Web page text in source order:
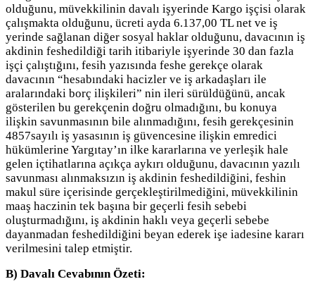
olduğunu, müvekkilinin davalı işyerinde Kargo işçisi olarak
çalışmakta olduğunu, ücreti ayda 6.137,00 TL net ve iş
yerinde sağlanan diğer sosyal haklar olduğunu, davacının iş
akdinin feshedildiği tarih itibariyle işyerinde 30 dan fazla
işçi çalıştığını, fesih yazısında feshe gerekçe olarak
davacının “hesabındaki hacizler ve iş arkadaşları ile
aralarındaki borç ilişkileri” nin ileri sürüldüğünü, ancak
gösterilen bu gerekçenin doğru olmadığını, bu konuya
ilişkin savunmasının bile alınmadığını, fesih gerekçesinin
4857sayılı iş yasasının iş güvencesine ilişkin emredici
hükümlerine Yargıtay’ın ilke kararlarına ve yerleşik hale
gelen içtihatlarına açıkça aykırı olduğunu, davacının yazılı
savunması alınmaksızın iş akdinin feshedildiğini, feshin
makul süre içerisinde gerçekleştirilmediğini, müvekkilinin
maaş haczinin tek başına bir geçerli fesih sebebi
oluşturmadığını, iş akdinin haklı veya geçerli sebebe
dayanmadan feshedildiğini beyan ederek işe iadesine kararı
verilmesini talep etmiştir.
B) Davalı Cevabının Özeti: